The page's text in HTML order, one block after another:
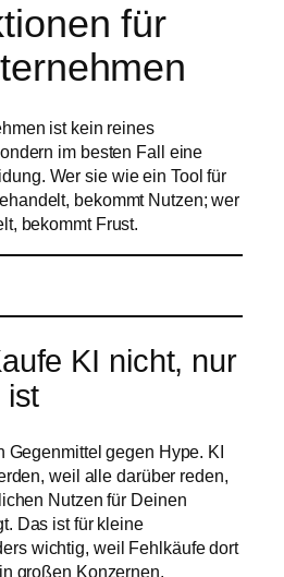
für
ist kein reines
im besten Fall eine
Wer sie wie ein Tool für
bekommt Nutzen; wer
bekommt Frust.
KI nicht, nur
ist
Gegenmittel gegen Hype. KI
weil alle darüber reden,
Nutzen für Deinen
Das ist für kleine
wichtig, weil Fehlkäufe dort
großen Konzernen.